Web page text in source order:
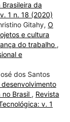
Brasileira da
1 n. 18 (2020)
Gitahy, O
e cultura
do trabalho ,
e
dos Santos
Brasil , Revista
v. 1